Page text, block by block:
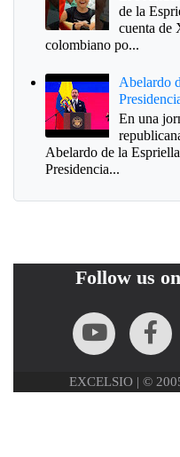
de la
cuenta de
colombiano po...
Abelardo
En una
Abelardo de la
Presidencia...
Follow us
EXCELSIO | ©